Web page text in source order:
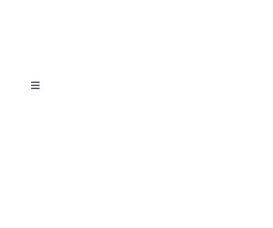
Toggle